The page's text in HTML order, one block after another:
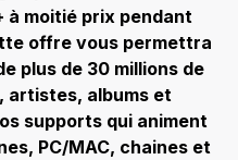
à moitié prix pendant
offre vous permettra
plus de 30 millions de
artistes, albums et
supports qui animent
PC/MAC, chaines et